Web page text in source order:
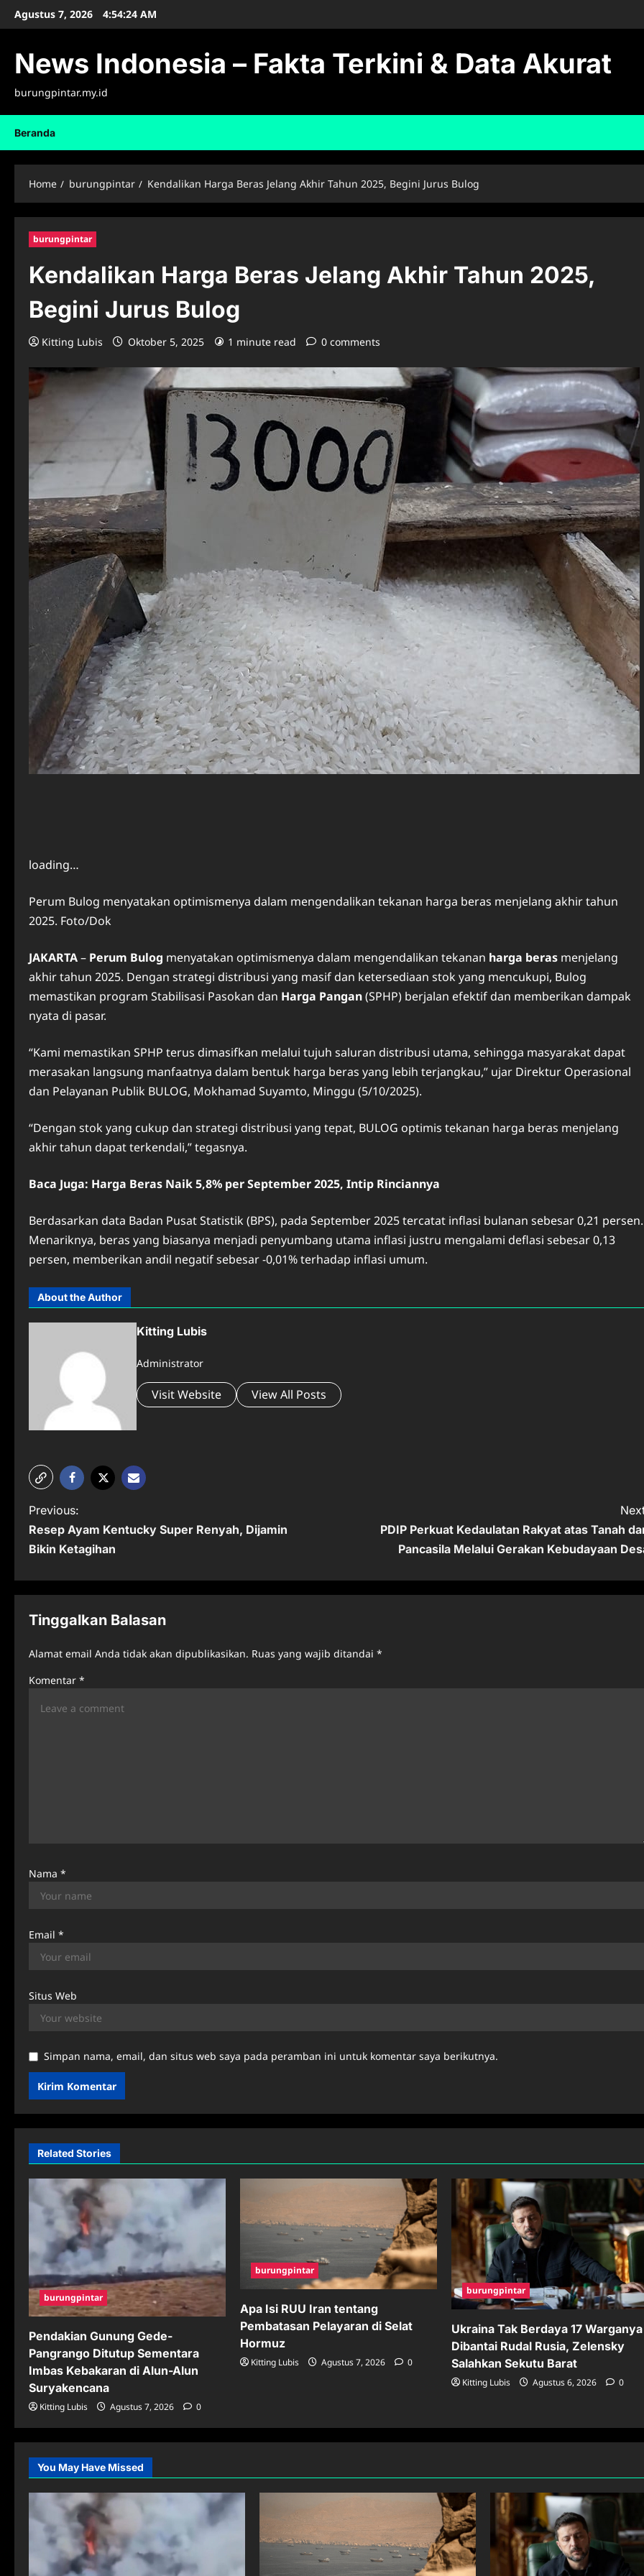
SkipAgustus 7, 2026 4:54:26 AM
News Indonesia – Fakta Terkini & Data Akurat
burungpintar.my.id
Beranda
Home burungpintar Kendalikan Harga Beras Jelang Akhir Tahun 2025, Begini Jurus Bulog
burungpintar
Kendalikan Harga Beras Jelang Akhir Tahun 2025,
Begini Jurus Bulog
Kitting Lubis Oktober 5, 2025 1 minute read 0 comments
loading…
Perum Bulog menyatakan optimismenya dalam mengendalikan tekanan harga beras menjelang akhir tahun
2025. Foto/Dok
JAKARTA– Perum Bulog menyatakan optimismenya dalam mengendalikan tekanan harga beras menjelang
akhir tahun 2025. Dengan strategi distribusi yang masif dan ketersediaan stok yang mencukupi, Bulog
memastikan program Stabilisasi Pasokan dan Harga Pangan(SPHP) berjalan efektif dan memberikan dampak
nyata di pasar.
“Kami memastikan SPHP terus dimasifkan melalui tujuh saluran distribusi utama, sehingga masyarakat dapat
merasakan langsung manfaatnya dalam bentuk harga beras yang lebih terjangkau,” ujar Direktur Operasional
dan Pelayanan Publik BULOG, Mokhamad Suyamto, Minggu (5/10/2025).
“Dengan stok yang cukup dan strategi distribusi yang tepat, BULOG optimis tekanan harga beras menjelang
akhir tahun dapat terkendali,” tegasnya.
Baca Juga: Harga Beras Naik 5,8% per September 2025, Intip Rinciannya
Berdasarkan data Badan Pusat Statistik (BPS), pada September 2025 tercatat inflasi bulanan sebesar 0,21 persen.
Menariknya, beras yang biasanya menjadi penyumbang utama inflasi justru mengalami deflasi sebesar 0,13
persen, memberikan andil negatif sebesar -0,01% terhadap inflasi umum.
About the Author
Kitting Lubis
Administrator
Visit Website View All Posts
P
o
t
n
Previous:
Resep Ayam Kentucky Super Renyah, Dijamin
Bikin Ketagihan
PDIP Perkuat Kedaulatan Rakyat atas Tanah
Pancasila Melalui Gerakan Kebudayaan
Tinggalkan Balasan
Alamat email Anda tidak akan dipublikasikan. Ruas yang wajib ditandai *
Komentar *
Nama *
Email *
Situs Web
Simpan nama, email, dan situs web saya pada peramban ini untuk komentar saya berikutnya.
Related Stories
burungpintar
Pendakian Gunung Gede-
Pangrango Ditutup Sementara
Imbas Kebakaran di Alun-Alun
Suryakencana
Kitting Lubis Agustus 7, 2026 0
burungpintar
Apa Isi RUU Iran tentang
Pembatasan Pelayaran di Selat
Hormuz
Kitting Lubis Agustus 7, 2026 0
burungpintar
Ukraina Tak Berdaya 17 Warganya
Dibantai Rudal Rusia, Zelensky
Salahkan Sekutu Barat
Kitting Lubis Agustus 6, 2026 0
You May Have Missed